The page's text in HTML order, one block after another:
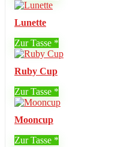
Lunette
Zur Tasse
Ruby Cup
Zur Tasse
Mooncup
Zur Tasse